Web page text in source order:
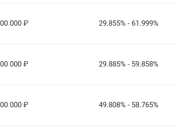
000 ₽ 29.855% - 61.999%
000 ₽ 29.885% - 59.858%
000 ₽ 49.808% - 58.765%